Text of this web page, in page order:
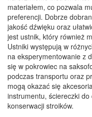
materiałem, co pozwala
preferencji. Dobrze
jakość dźwięku oraz
jest ustnik, który również
Ustniki występują w
na eksperymentowanie z
się w pokrowiec na
podczas transportu oraz
mogą okazać się
instrumentu, ściereczki do
konserwacji stroików.